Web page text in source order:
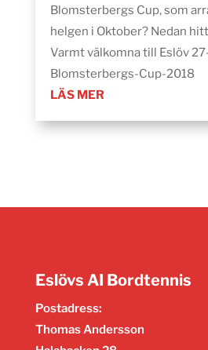
Blomsterbergs Cup, som
helgen i Oktober? Nedan
Varmt välkomna till Eslöv
Blomsterbergs-Cup-2018
LÄS MER
Eslövs AI Bordtennis
Postadress:
Thomas Andersson